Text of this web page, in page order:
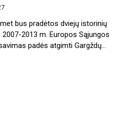
bus pradėtos dviejų istorinių
2013 m. Europos Sąjungos
padės atgimti Gargždų…